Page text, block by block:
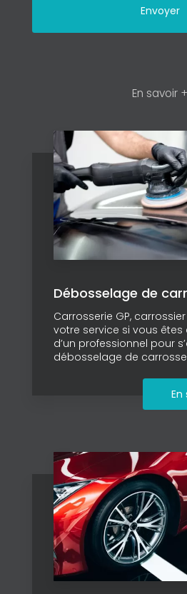
En savoir +
Débosselage de
Carrosserie GP,
votre service si vous êtes
d’un professionnel pour
débosselage de
En